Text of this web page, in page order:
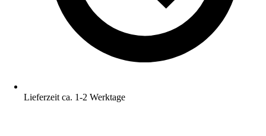
Lieferzeit ca. 1-2 Werktage